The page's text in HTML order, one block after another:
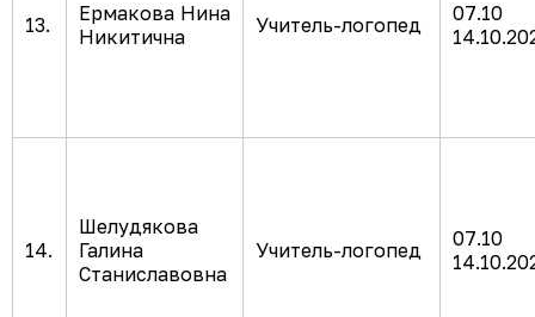
13.
Ермакова Нина
Никитична
Учитель-логопед
14.
Шелудякова
Галина
Станиславовна
Учитель-логопед